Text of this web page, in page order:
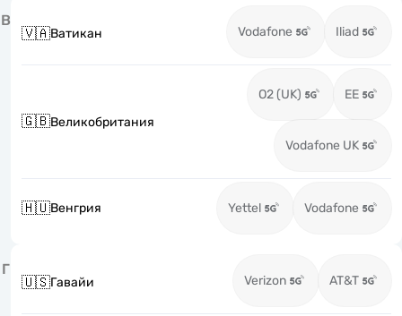
В
🇻🇦Ватикан Vodafone Iliad
🇬🇧Великобритания
O2 (UK) EE
Vodafone UK
🇭🇺Венгрия Yettel Vodafone
Г
🇺🇸Гавайи Verizon AT&T